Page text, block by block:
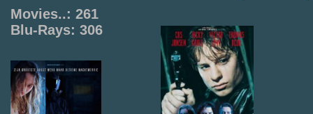
Movies..: 261
Blu-Rays: 306